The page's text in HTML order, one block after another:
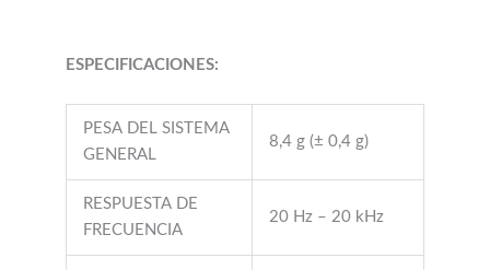
ESPECIFICACIONES:
PESA DEL SISTEMA
GENERAL
8,4 g (± 0,4 g)
RESPUESTA DE
FRECUENCIA
20 Hz – 20 kHz